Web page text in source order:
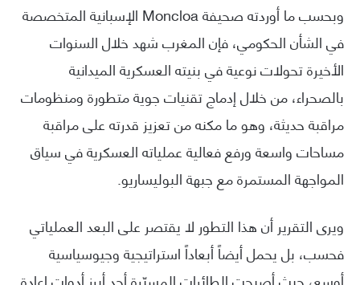
وبحسب ما أوردته صحيفة Moncloa الإسبانية المتخصصة
في الشأن الحكومي، فإن المغرب شهد خلال السنوات
الأخيرة تحولات نوعية في بنيته العسكرية الميدانية
بالصحراء، من خلال إدماج تقنيات جوية متطورة ومنظومات
مراقبة حديثة، وهو ما مكنه من تعزيز قدرته على مراقبة
مساحات واسعة ورفع فعالية عملياته العسكرية في سياق
المواجهة المستمرة مع جبهة البوليساريو.
ويرى التقرير أن هذا التطور لا يقتصر على البعد العملياتي
فحسب، بل يحمل أيضاً أبعاداً استراتيجية وجيوسياسية